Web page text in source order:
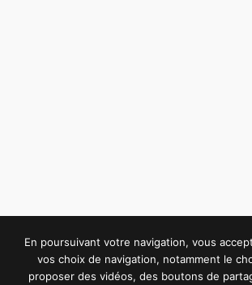
En poursuivant votre navigation, vous
vos choix de navigation, notamment le
proposer des vidéos, des boutons de